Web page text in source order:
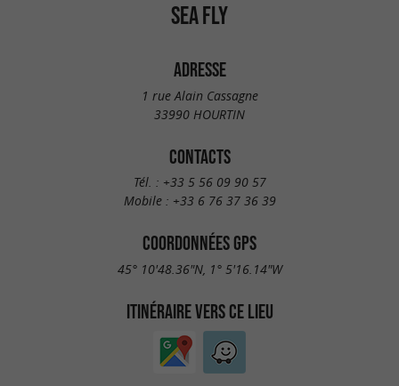
SEA FLY
ADRESSE
1 rue Alain Cassagne
33990 HOURTIN
CONTACTS
Tél. : +33 5 56 09 90 57
Mobile : +33 6 76 37 36 39
COORDONNÉES GPS
45° 10'48.36"N, 1° 5'16.14"W
ITINÉRAIRE VERS CE LIEU